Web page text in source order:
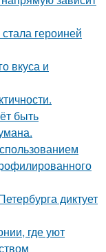
героиней
вкуса и
быть
диктует
где уют